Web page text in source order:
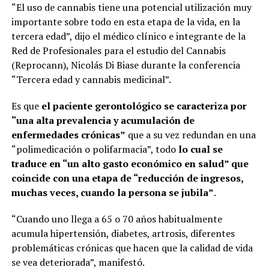
“El uso de cannabis tiene una potencial utilización muy
importante sobre todo en esta etapa de la vida, en la
tercera edad”, dijo el médico clínico e integrante de la
Red de Profesionales para el estudio del Cannabis
(Reprocann), Nicolás Di Biase durante la conferencia
“Tercera edad y cannabis medicinal”.
Es que el paciente gerontológico se caracteriza por
“una alta prevalencia y acumulación de
enfermedades crónicas” que a su vez redundan en una
“polimedicación o polifarmacia”, todo lo cual se
traduce en “un alto gasto económico en salud” que
coincide con una etapa de “reducción de ingresos,
muchas veces, cuando la persona se jubila”.
“Cuando uno llega a 65 o 70 años habitualmente
acumula hipertensión, diabetes, artrosis, diferentes
problemáticas crónicas que hacen que la calidad de vida
se vea deteriorada”, manifestó.